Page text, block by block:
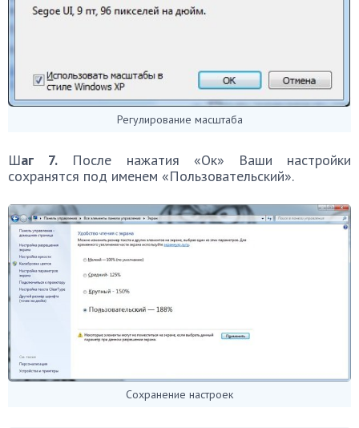
Регулирование масштаба
Шаг 7. После нажатия «Ок» Ваши настройки
сохранятся под именем «Пользовательский».
Сохранение настроек